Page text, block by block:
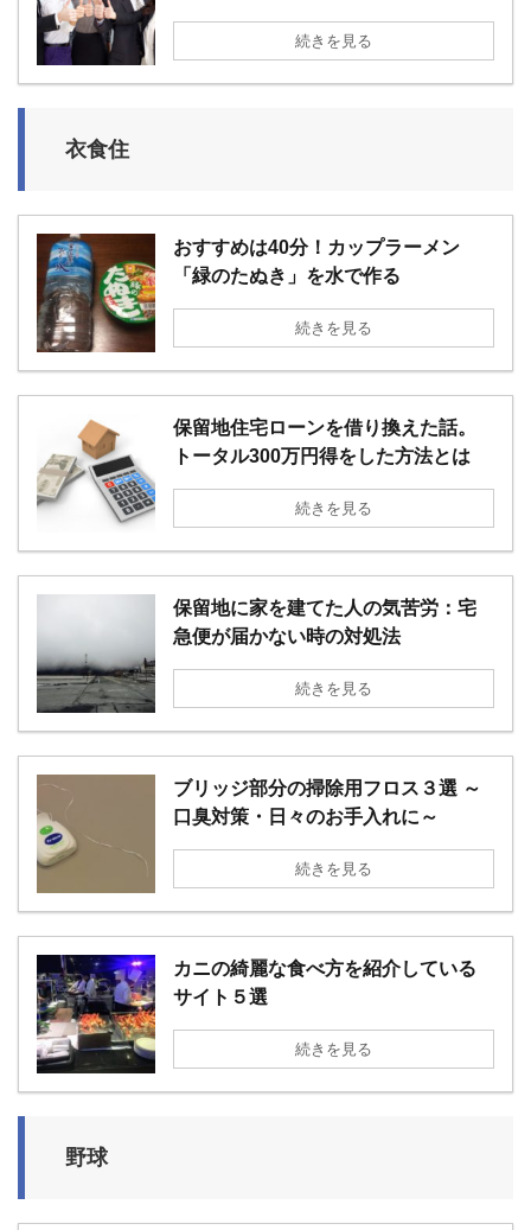
続きを見る
衣食住
おすすめは40分！カップラーメン
「緑のたぬき」を水で作る
続きを見る
保留地住宅ローンを借り換えた話。
トータル300万円得をした方法とは
続きを見る
保留地に家を建てた人の気苦労：宅
急便が届かない時の対処法
続きを見る
ブリッジ部分の掃除用フロス３選 ～
口臭対策・日々のお手入れに～
続きを見る
カニの綺麗な食べ方を紹介している
サイト５選
続きを見る
野球